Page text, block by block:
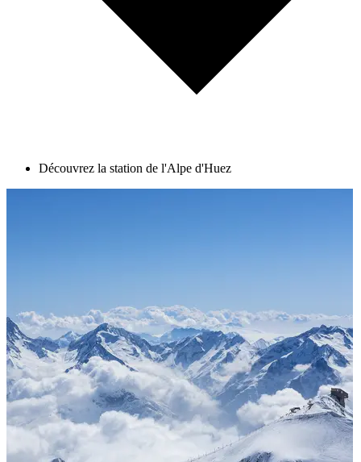
Découvrez la station de l'Alpe d'Huez